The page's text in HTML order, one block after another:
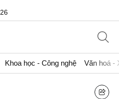
Khoa học - Công nghệ Văn hoá -